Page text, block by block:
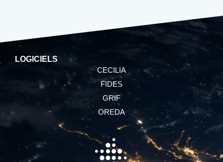
LOGICIELS
CECILIA
FIDES
GRIF
OREDA